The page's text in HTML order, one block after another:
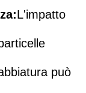
L'impatto
può